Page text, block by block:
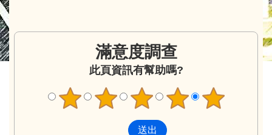
滿意度調查
此頁資訊有幫助嗎?